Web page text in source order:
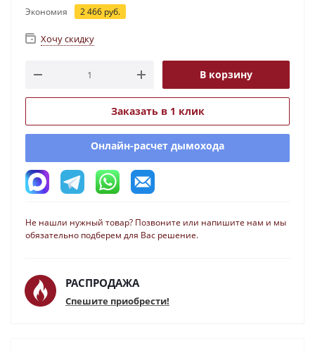
Экономия 2 466 руб.
Хочу скидку
В корзину
Заказать в 1 клик
Онлайн-расчет дымохода
Не нашли нужный товар? Позвоните или напишите нам и мы
обязательно подберем для Вас решение.
РАСПРОДАЖА
Спешите приобрести!